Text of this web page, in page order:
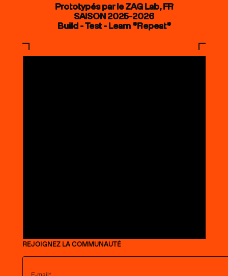
Prototypés par le ZAG Lab, FR
SAISON 2025-2026
Build - Test - Learn *Repeat*
REJOIGNEZ LA COMMUNAUTÉ